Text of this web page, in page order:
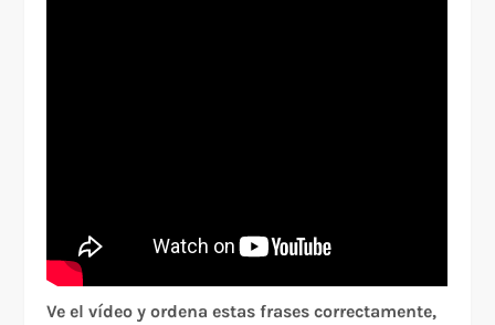
Ve el vídeo y ordena estas frases correctamente,